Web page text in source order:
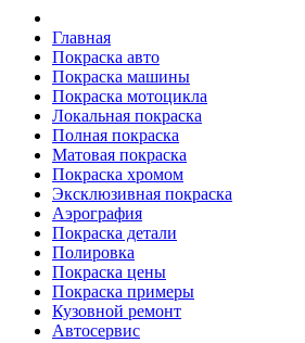
Главная
Покраска авто
Покраска машины
Покраска мотоцикла
Локальная покраска
Полная покраска
Матовая покраска
Покраска хромом
Эксклюзивная покраска
Аэрография
Покраска детали
Полировка
Покраска цены
Покраска примеры
Кузовной ремонт
Автосервис